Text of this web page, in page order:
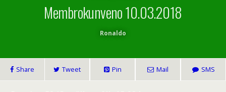
Membrokunveno 10.03.2018
Ronaldo
Share Tweet Pin Mail SMS